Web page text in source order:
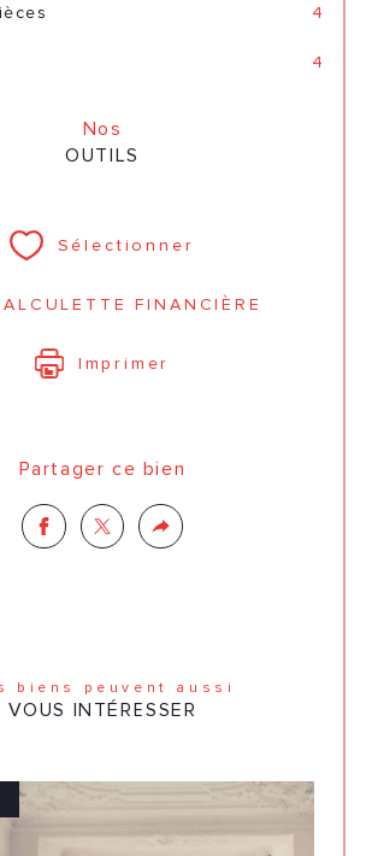
4
4
Nos
OUTILS
Sélectionner
FINANCIÈRE
Imprimer
Partager ce bien
biens peuvent aussi
VOUS INTÉRESSER